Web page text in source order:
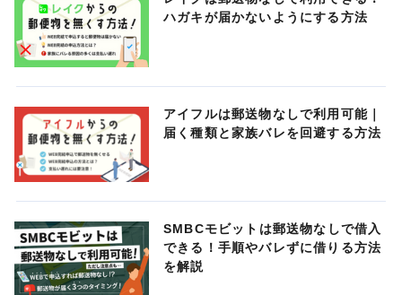
ハガキが届かないようにする方法
アイフルは郵送物なしで利用可能｜
届く種類と家族バレを回避する方法
SMBCモビットは郵送物なしで借入
できる！手順やバレずに借りる方法
を解説